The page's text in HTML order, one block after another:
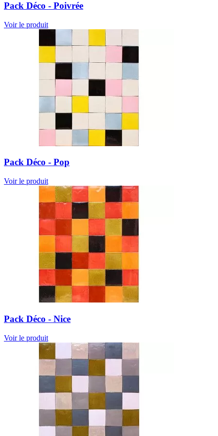
Pack Déco - Poivrée
Voir le produit
Pack Déco - Pop
Voir le produit
Pack Déco - Nice
Voir le produit